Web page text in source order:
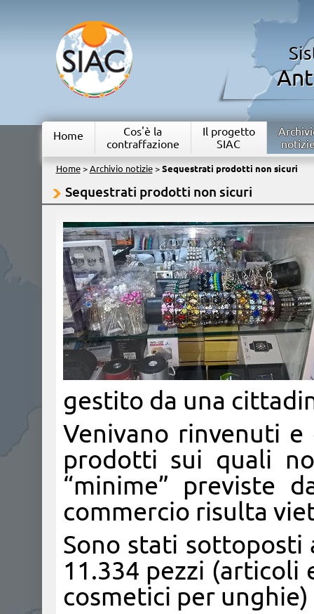
Home
Cos'è la
contraffazione
Il progetto
SIAC
Home> Archivio notizie> Sequestrati prodotti non sicuri
Sequestrati prodotti non sicuri
gestito da una
Venivano rinvenuti
prodotti sui quali
“minime” previste
commercio risulta
Sono stati sottoposti
11.334 pezzi
cosmetici per